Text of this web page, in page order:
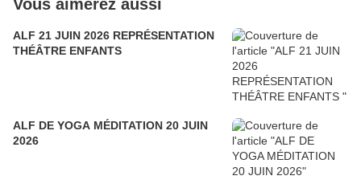
Vous aimerez aussi
ALF 21 JUIN 2026 REPRÉSENTATION
THÉÂTRE ENFANTS
ALF DE YOGA MÉDITATION 20 JUIN
2026